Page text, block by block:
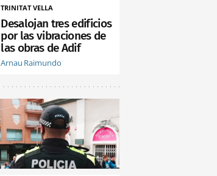
TRINITAT VELLA
Desalojan tres edificios
por las vibraciones de
las obras de Adif
Arnau Raimundo